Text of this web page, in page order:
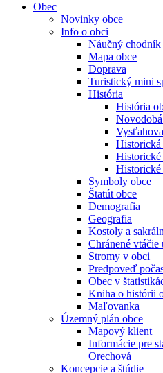
Obec
Novinky obce
Info o obci
Náučný chodník
Mapa obce
Doprava
Turistický mini
História
História
Historická
Historické
Historické
Symboly obce
Štatút obce
Demografia
Geografia
Kostoly a
Chránené vtáčie
Stromy v obci
Predpoveď
Obec v
Kniha o histórii
Maľovanka
Územný plán obce
Mapový klient
Informácie pre
Orechová
Koncepcie a štúdie